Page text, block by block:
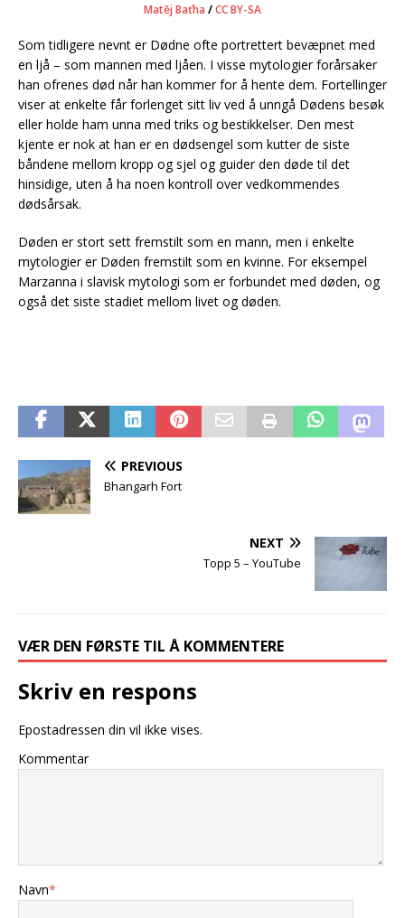
Matěj Baťha /CC BY-SA
Som tidligere nevnt er Dødne ofte portrettert bevæpnet med
en ljå – som mannen med ljåen. I visse mytologier forårsaker
han ofrenes død når han kommer for å hente dem. Fortellinger
viser at enkelte får forlenget sitt liv ved å unngå Dødens besøk
eller holde ham unna med triks og bestikkelser. Den mest
kjente er nok at han er en dødsengel som kutter de siste
båndene mellom kropp og sjel og guider den døde til det
hinsidige, uten å ha noen kontroll over vedkommendes
dødsårsak.
Døden er stort sett fremstilt som en mann, men i enkelte
mytologier er Døden fremstilt som en kvinne. For eksempel
Marzanna i slavisk mytologi som er forbundet med døden, og
også det siste stadiet mellom livet og døden.
PREVIOUS
Bhangarh Fort
NEXT
Topp 5 – YouTube
VÆR DEN FØRSTE TIL Å KOMMENTERE
Skriv en respons
Epostadressen din vil ikke vises.
Kommentar
Navn*